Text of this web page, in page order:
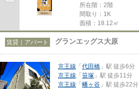
所在階：2階
間取り：1K
面積：18.12㎡
賃貸｜アパート グランエッグス大原
京王線 「代田橋 」駅 徒歩6分
京王線 「笹塚 」駅 徒歩11分
京王線 「幡ヶ谷 」駅 徒歩22分